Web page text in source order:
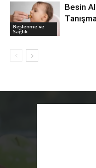
Beslenme ve
Sağlık
Besin